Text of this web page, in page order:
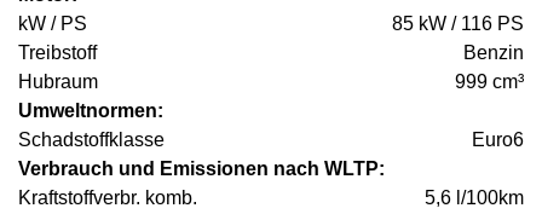
kW / PS
85 kW / 116 PS
Treibstoff
Benzin
Hubraum
999 cm³
Umweltnormen:
Schadstoffklasse
Euro6
Verbrauch und Emissionen nach WLTP:
Kraftstoffverbr. komb.
5,6 l/100km